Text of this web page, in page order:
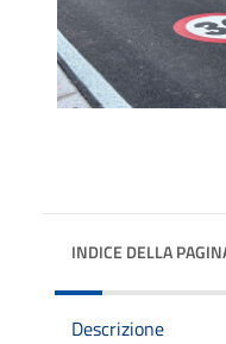
INDICE DELLA
Descrizione